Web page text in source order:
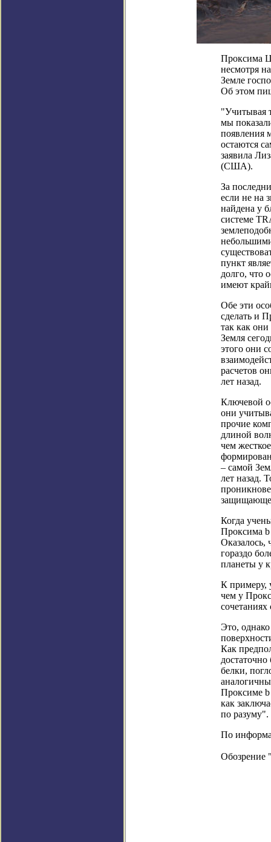
Проксима
несмотря
Земле
Об этом
"Учитывая
мы
появления
остаются
заявила
(США).
За
если не на
найдена у
системе
пункт
долго, что
имеют
Обе эти
сделать и
так как
Земля
этого они
расчетов
лет назад.
Ключевой
они
прочие
длиной
чем
– самой
лет назад.
Когда
Проксима b
Оказалось,
гораздо
планеты у
К примеру,
чем у
Это,
Как
белки,
Проксиме b
как
по разуму".
По
Обозрение